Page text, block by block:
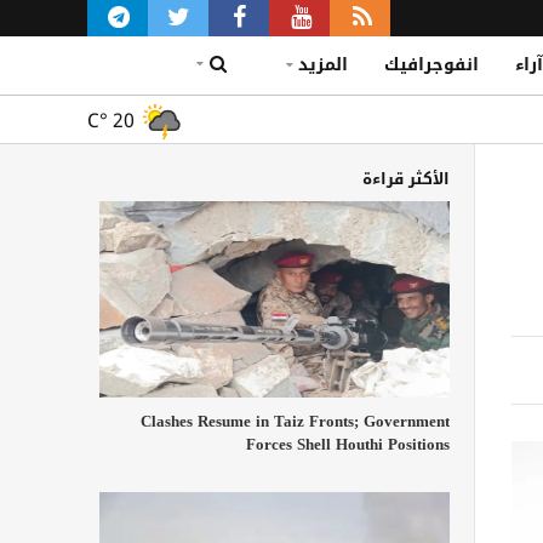
آراء انفوجرافيك المزيد
C° 20
الأكثر قراءة
Clashes Resume in Taiz Fronts; Government
Forces Shell Houthi Positions